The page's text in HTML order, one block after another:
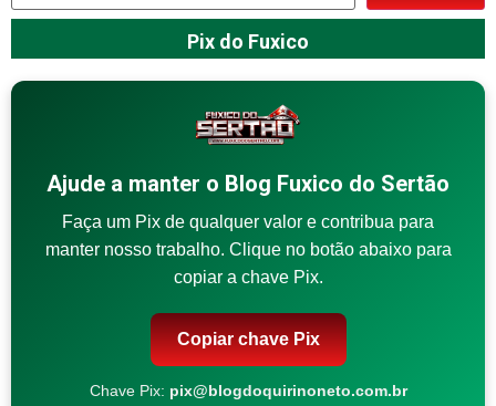
Pix do Fuxico
Ajude a manter o Blog Fuxico do Sertão
Faça um Pix de qualquer valor e contribua para
manter nosso trabalho. Clique no botão abaixo para
copiar a chave Pix.
Copiar chave Pix
Chave Pix: pix@blogdoquirinoneto.com.br